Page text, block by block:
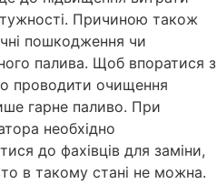
Причиною також
пошкодження чи
палива. Щоб впоратися з
проводити очищення
гарне паливо. При
необхідно
до фахівців для заміни,
в такому стані не можна.